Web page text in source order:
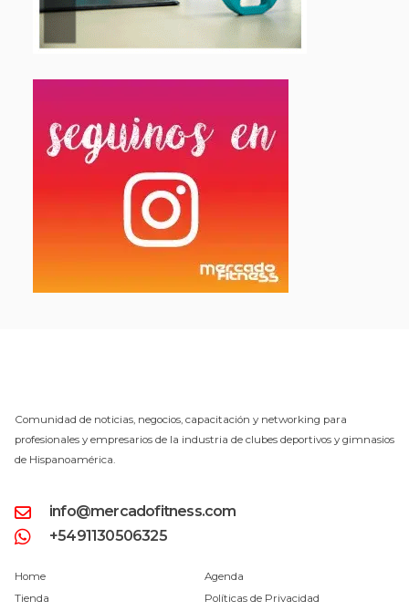
Comunidad de noticias, negocios, capacitación y networking para
profesionales y empresarios de la industria de clubes deportivos y gimnasios
de Hispanoamérica.
info@mercadofitness.com
+5491130506325
Home
Tienda
Agenda
Políticas de Privacidad